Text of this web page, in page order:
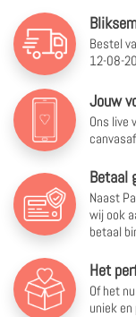
Bestel
12-08-
Jouw
Ons live
Betaal
Naast
wij ook
betaal
Het
Of het
uniek